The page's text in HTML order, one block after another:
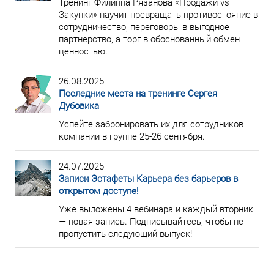
Закупки» научит превращать противостояние в
сотрудничество, переговоры в выгодное
партнерство, а торг в обоснованный обмен
ценностью.
26.08.2025
Последние места на тренинге Сергея
Дубовика
Успейте забронировать их для сотрудников
компании в группе 25-26 сентября.
24.07.2025
Записи Эстафеты Карьера без барьеров в
открытом доступе!
Уже выложены 4 вебинара и каждый вторник
— новая запись. Подписывайтесь, чтобы не
пропустить следующий выпуск!